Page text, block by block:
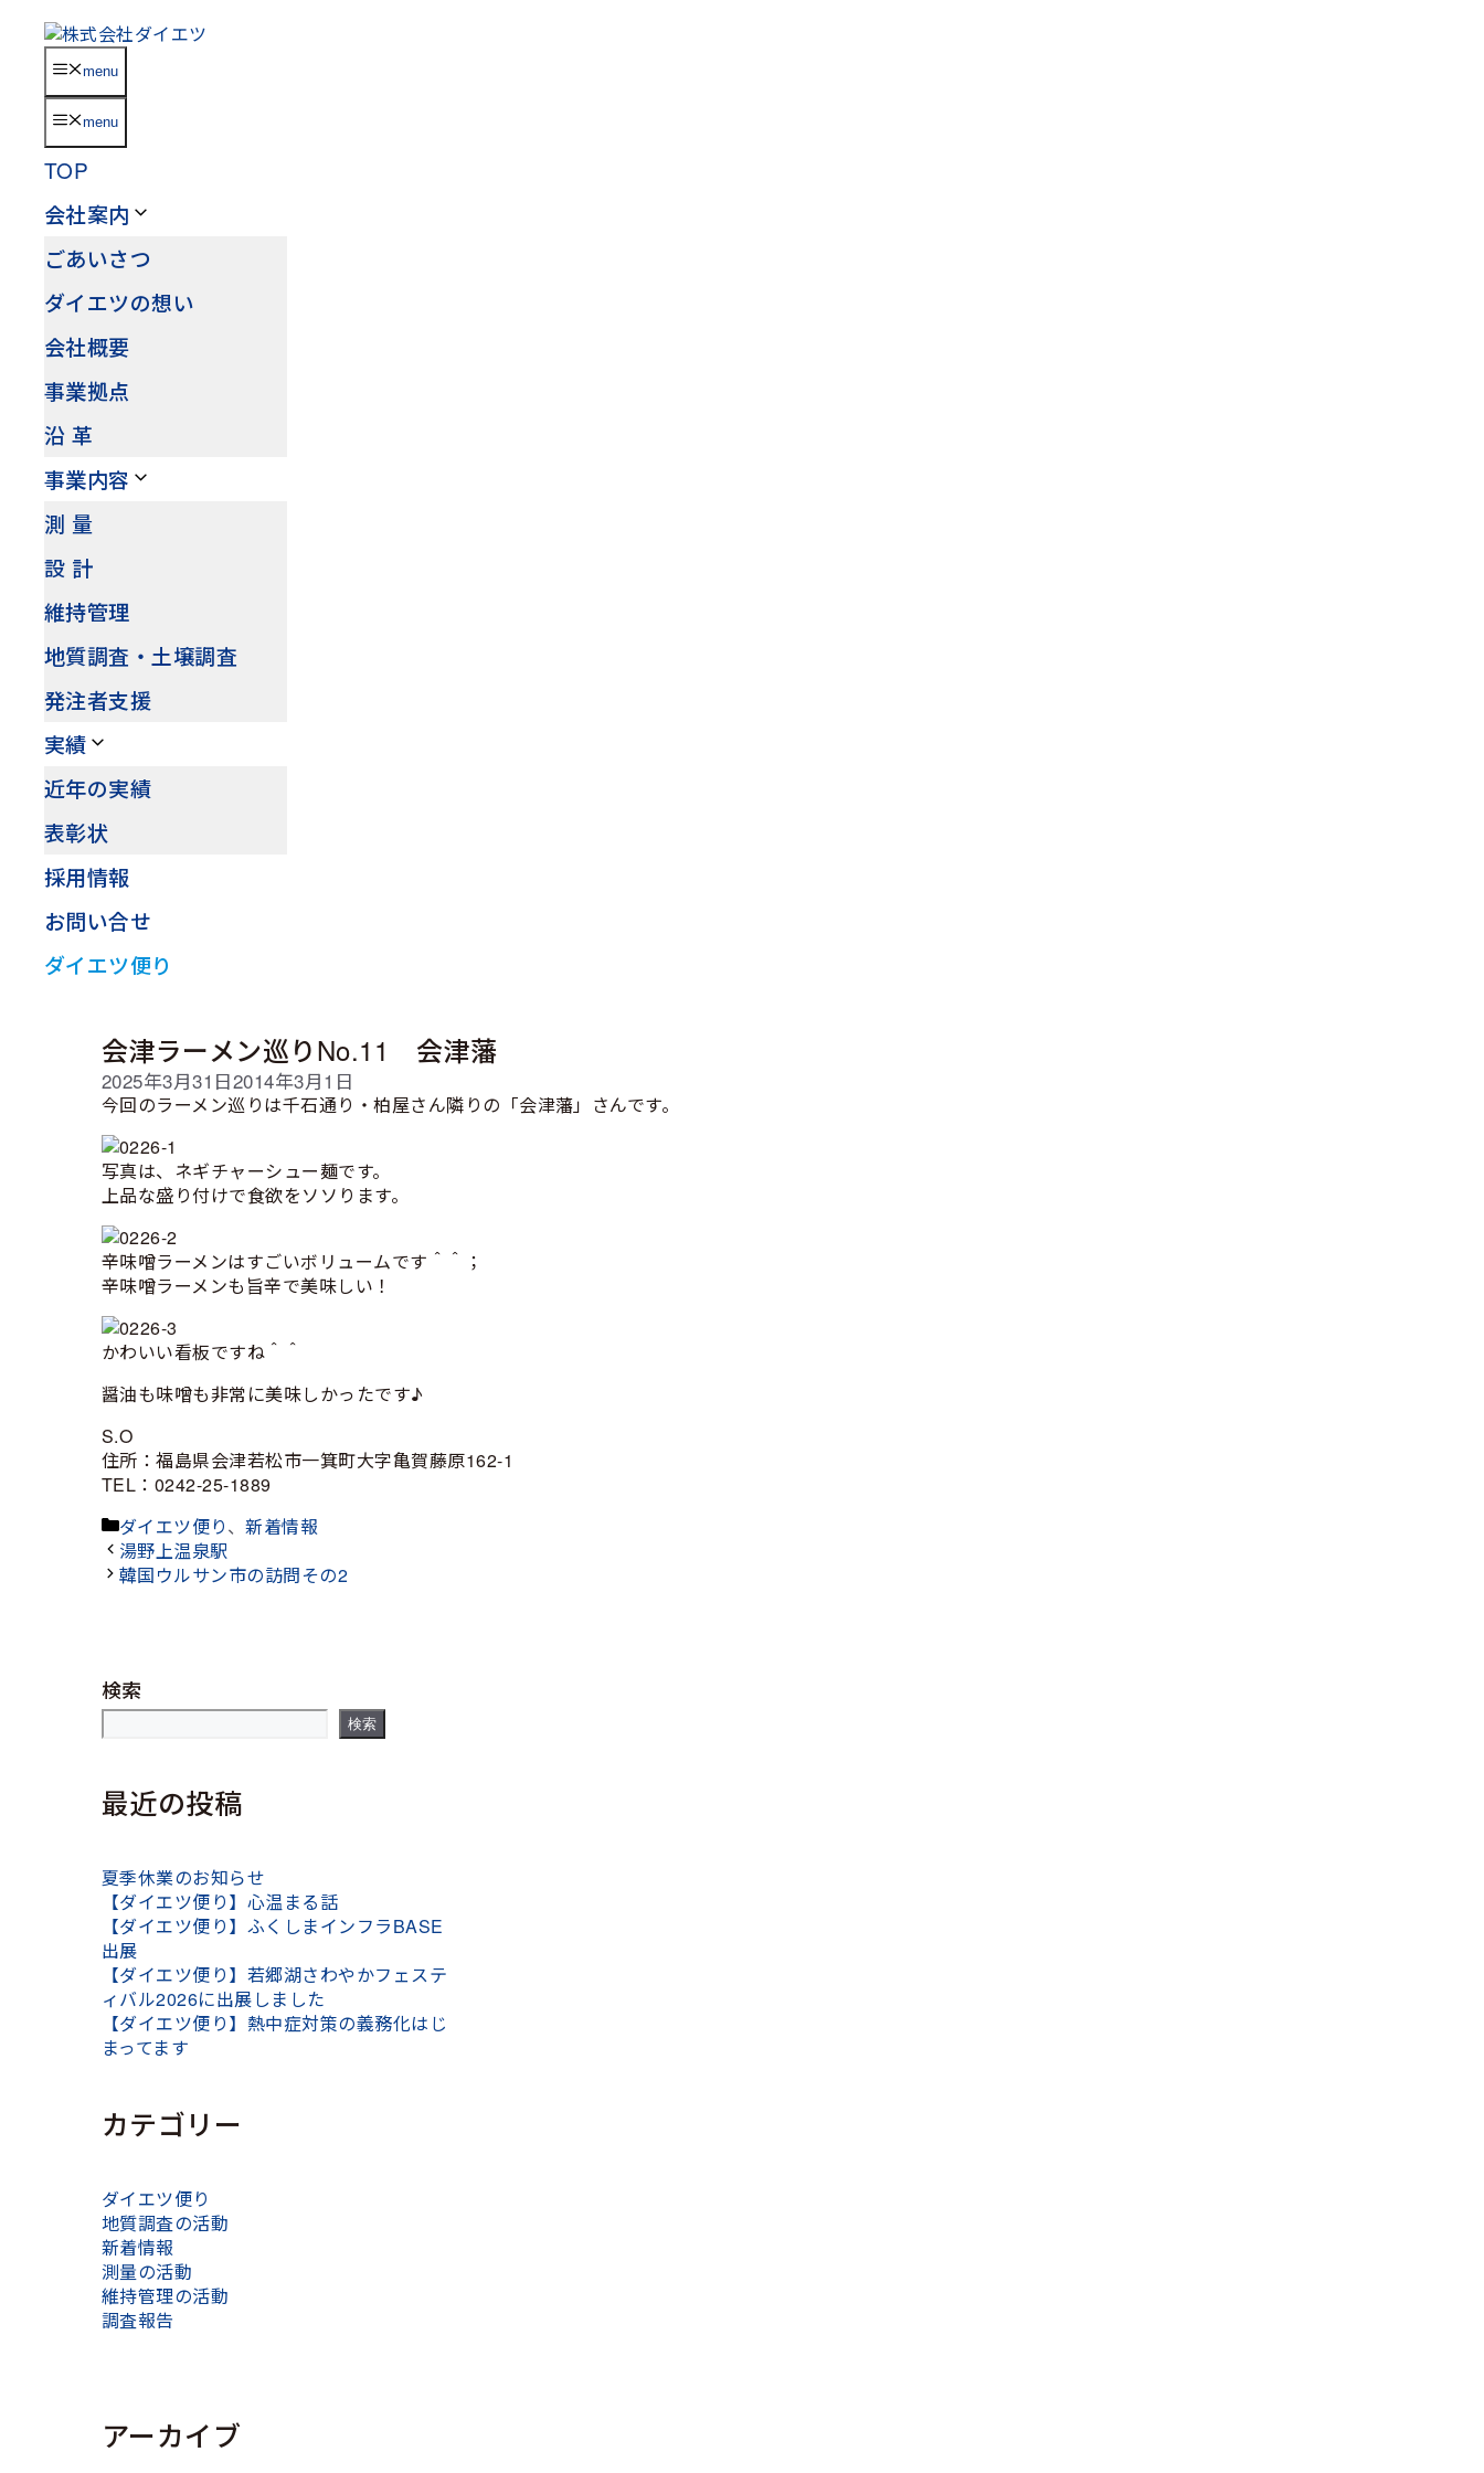
menu
menu
TOP
会社案内
ごあいさつ
ダイエツの想い
会社概要
事業拠点
沿 革
事業内容
測 量
設 計
維持管理
地質調査・土壌調査
発注者支援
実績
近年の実績
表彰状
採用情報
お問い合せ
ダイエツ便り
会津ラーメン巡りNo.11 会津藩
2025年3月31日2014年3月1日
今回のラーメン巡りは千石通り・柏屋さん隣りの「会津藩」さんです。
写真は、ネギチャーシュー麺です。
上品な盛り付けで食欲をソソります。
辛味噌ラーメンはすごいボリュームです＾＾；
辛味噌ラーメンも旨辛で美味しい！
かわいい看板ですね＾＾
醤油も味噌も非常に美味しかったです♪
S.O
住所：福島県会津若松市一箕町大字亀賀藤原162-1
TEL：0242-25-1889
カ
テ
ゴ
ダイエツ便り、新着情報
湯野上温泉駅
韓国ウルサン市の訪問その2
検索
検索
最近の投稿
夏季休業のお知らせ
【ダイエツ便り】心温まる話
【ダイエツ便り】ふくしまインフラBASE
出展
【ダイエツ便り】若郷湖さわやかフェステ
ィバル2026に出展しました
【ダイエツ便り】熱中症対策の義務化はじ
まってます
カテゴリー
ダイエツ便り
地質調査の活動
新着情報
測量の活動
維持管理の活動
調査報告
アーカイブ